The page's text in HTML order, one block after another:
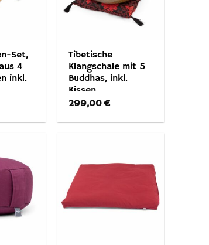
Set,
4
inkl.
& 2
Tibetische
Klangschale mit 5
Buddhas, inkl.
Kissen,
Holzklöppel, Filz-
Beutel
299,00€